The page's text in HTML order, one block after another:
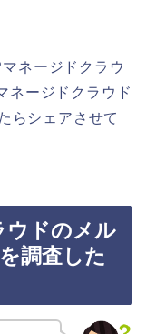
ネージドクラウ
ネージドクラウド
らシェアさせて
ウドのメル
調査した